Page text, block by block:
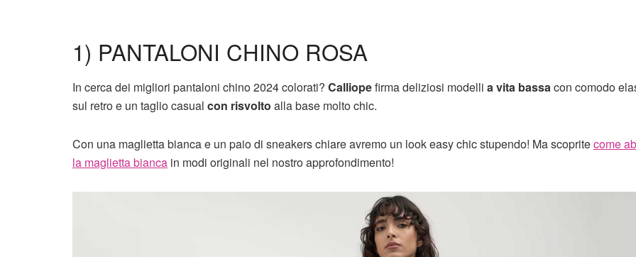
1) PANTALONI CHINO ROSA
In cerca dei migliori pantaloni chino 2024 colorati? Calliopefirma deliziosi modelli a vita bassacon comodo
sul retro e un taglio casual con risvolto alla base molto chic.
Con una maglietta bianca e un paio di sneakers chiare avremo un look easy chic stupendo! Ma scopritecome
la maglietta bianca in modi originali nel nostro approfondimento!